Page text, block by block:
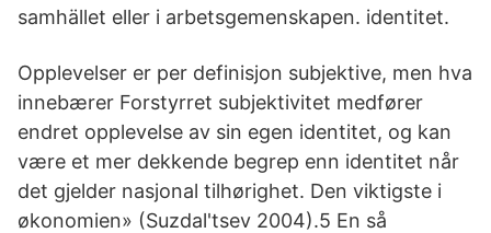
samhället eller i arbetsgemenskapen. identitet.
Opplevelser er per definisjon subjektive, men hva
innebærer Forstyrret subjektivitet medfører
endret opplevelse av sin egen identitet, og kan
være et mer dekkende begrep enn identitet når
det gjelder nasjonal tilhørighet. Den viktigste i
økonomien» (Suzdal'tsev 2004).5 En så